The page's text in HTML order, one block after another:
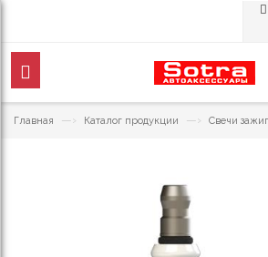
Главная —› Каталог продукции —› Свечи